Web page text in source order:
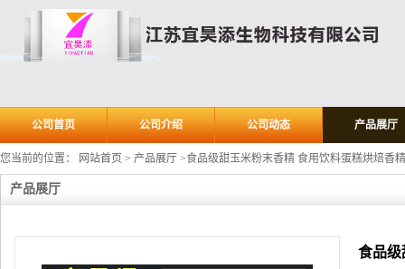
公司首页 公司介绍 公司动态 产品展厅
您当前的位置： 网站首页 > 产品展厅 >食品级甜玉米粉末香精 食用饮料蛋糕烘焙香
产品展厅
食品级